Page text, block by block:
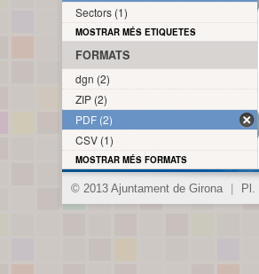
Sectors (1)
MOSTRAR MÉS ETIQUETES
FORMATS
dgn (2)
ZIP (2)
PDF (2)
CSV (1)
MOSTRAR MÉS FORMATS
© 2013 Ajuntament de Girona Pl.